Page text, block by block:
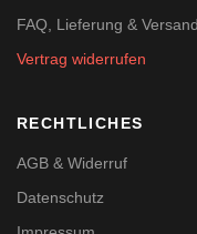
FAQ, Lieferung & Versand
Vertrag widerrufen
RECHTLICHES
AGB & Widerruf
Datenschutz